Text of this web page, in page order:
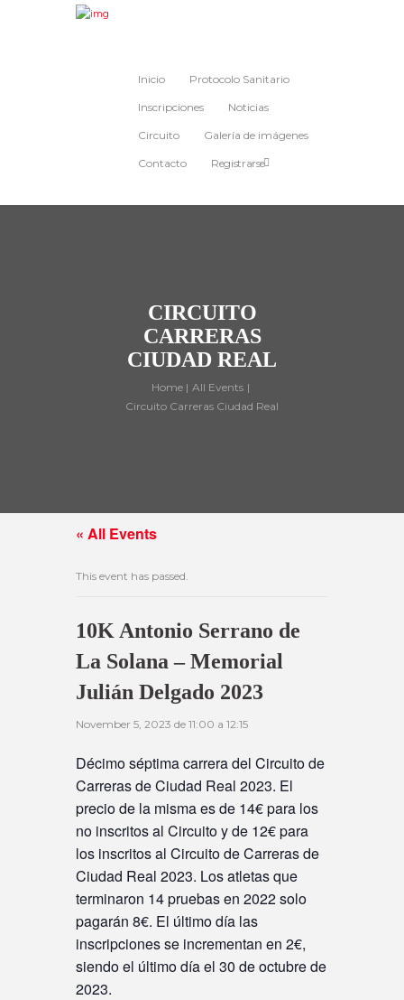
Inicio Protocolo Sanitario
Inscripciones Noticias
Circuito Galería de imágenes
Contacto Registrarse
CIRCUITO
CARRERAS
CIUDAD REAL
Home
All Events
Circuito Carreras Ciudad Real
« All Events
This event has passed.
10K Antonio Serrano de
La Solana – Memorial
Julián Delgado 2023
November 5, 2023 de 11:00 a 12:15
Décimo séptima carrera del Circuito de
Carreras de Ciudad Real 2023. El
precio de la misma es de 14€ para los
no inscritos al Circuito y de 12€ para
los inscritos al Circuito de Carreras de
Ciudad Real 2023. Los atletas que
terminaron 14 pruebas en 2022 solo
pagarán 8€. El último día las
inscripciones se incrementan en 2€,
siendo el último día el 30 de octubre de
2023.